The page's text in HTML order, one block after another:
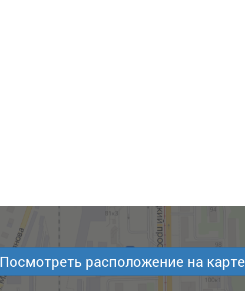
Посмотреть расположение на карте